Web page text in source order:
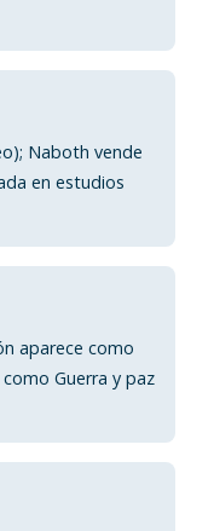
Naboth vende
en estudios
aparece como
Guerra y paz